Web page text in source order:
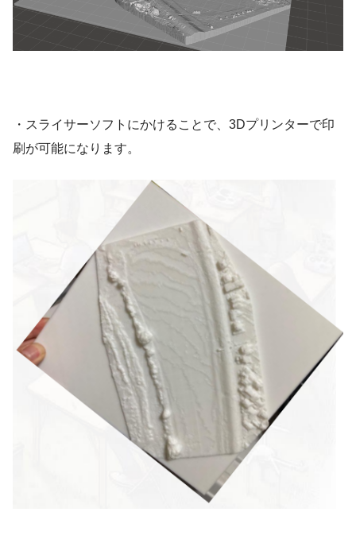
・スライサーソフトにかけることで、3Dプリンターで印
刷が可能になります。